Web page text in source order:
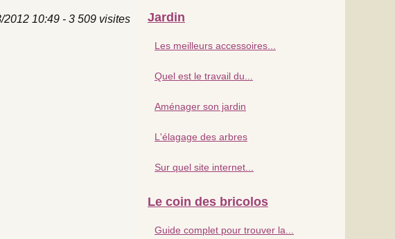
2012 10:49 - 3 509 visites Jardin
Les meilleurs accessoires...
Quel est le travail du...
Aménager son jardin
L'élagage des arbres
Sur quel site internet...
Le coin des bricolos
Guide complet pour trouver la...